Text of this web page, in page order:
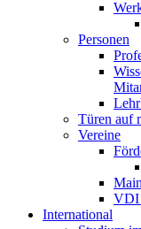
Personen
Türen auf
Vereine
VDI
International